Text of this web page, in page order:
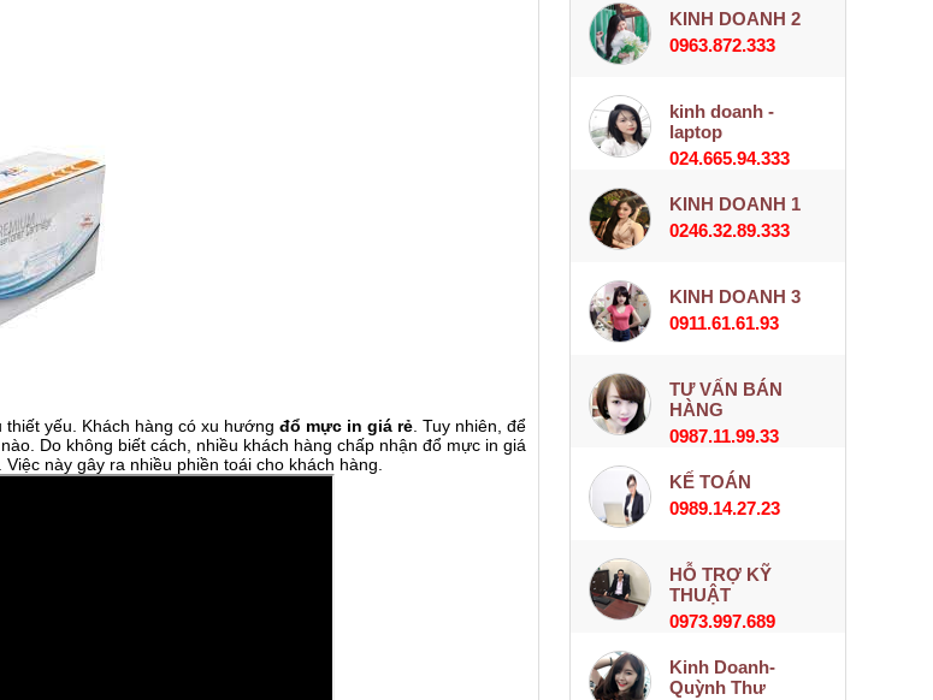
yếu. Khách hàng có xu hướng đổ mực in giá rẻ . Tuy nhiên, để
Do không biết cách, nhiều khách hàng chấp nhận đổ mực in giá
này gây ra nhiều phiền toái cho khách hàng.
KINH DOANH 2
0963.872.333
kinh doanh -
laptop
024.665.94.333
KINH DOANH 1
0246.32.89.333
KINH DOANH 3
0911.61.61.93
TƯ VẤN BÁN
HÀNG
0987.11.99.33
KẾ TOÁN
0989.14.27.23
HỖ TRỢ KỸ
THUẬT
0973.997.689
Kinh Doanh-
Quỳnh Thư